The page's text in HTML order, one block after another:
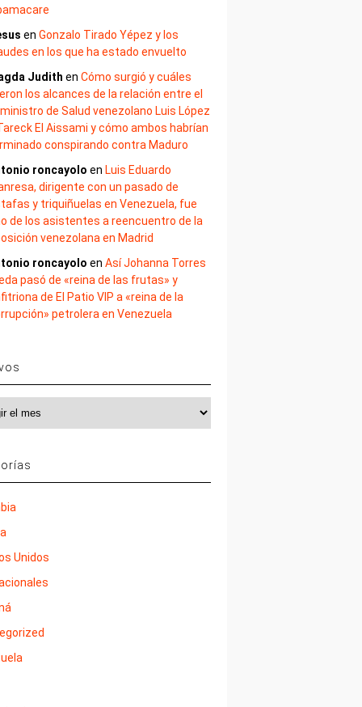
enGonzalo Tirado Yépez y los
en los que ha estado envuelto
Judith enCómo surgió y cuáles
los alcances de la relación entre el
de Salud venezolano Luis López
El Aissami y cómo ambos habrían
conspirando contra Maduro
roncayolo en Luis Eduardo
dirigente con un pasado de
y triquiñuelas en Venezuela, fue
de los asistentes a reencuentro de la
venezolana en Madrid
roncayolo enAsí Johanna Torres
pasó de «reina de las frutas» y
de El Patio VIP a «reina de la
petrolera en Venezuela
Unidos